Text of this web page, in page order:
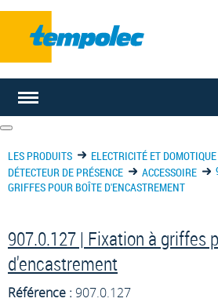
LES PRODUITS
ELECTRICITÉ ET DOMOTIQUE
DÉTECTEUR DE PRÉSENCE
ACCESSOIRE
GRIFFES POUR BOÎTE D'ENCASTREMENT
907.0.127 | Fixation à griffes
d'encastrement
Référence : 907.0.127